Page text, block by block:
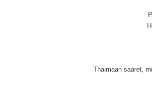
Thaimaan saaret,